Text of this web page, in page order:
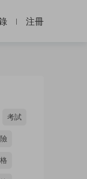
注冊
考試